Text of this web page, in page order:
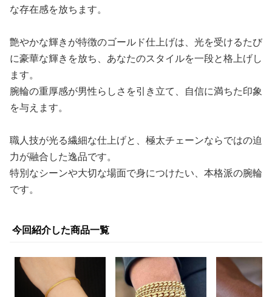
な存在感を放ちます。
艶やかな輝きが特徴のゴールド仕上げは、光を受けるたび
に豪華な輝きを放ち、あなたのスタイルを一段と格上げし
ます。
腕輪の重厚感が男性らしさを引き立て、自信に満ちた印象
を与えます。
職人技が光る繊細な仕上げと、極太チェーンならではの迫
力が融合した逸品です。
特別なシーンや大切な場面で身につけたい、本格派の腕輪
です。
今回紹介した商品一覧